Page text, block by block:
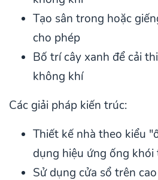
Tạo sân trong hoặc
cho phép
Bố trí cây xanh để cải
không khí
Các giải pháp kiến trúc:
Thiết kế nhà theo kiểu
dụng hiệu ứng ống khói
Sử dụng cửa sổ trên